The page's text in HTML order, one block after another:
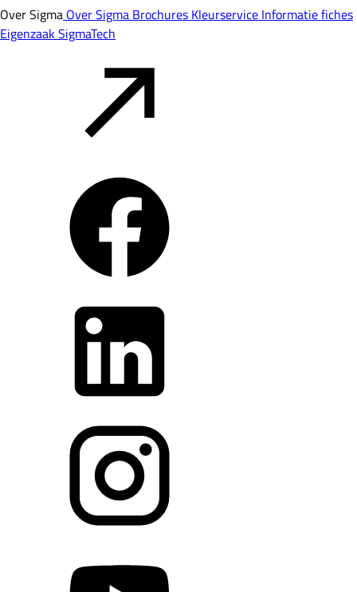
Over Sigma Over Sigma Brochures Kleurservice Informatie fiches
EigenzaakSigmaTech